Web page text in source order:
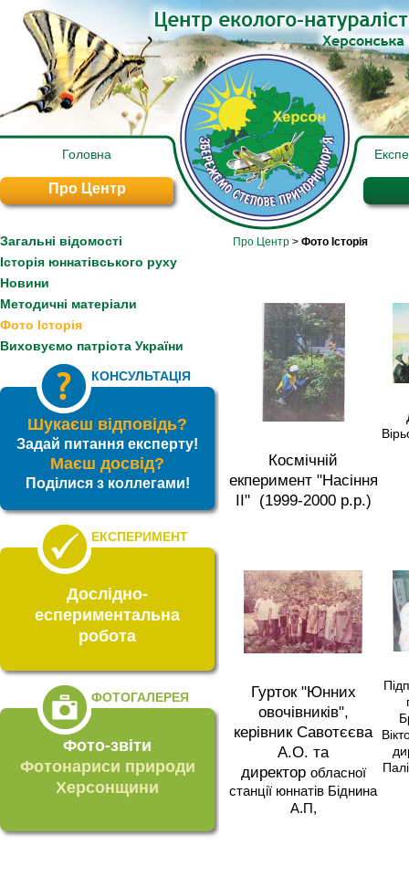
Головна
Про Центр
Загальні відомості
Історія юннатівського руху
Новини
Методичні матеріали
Фото Історія
Виховуємо патріота України
КОНСУЛЬТАЦІЯ
Шукаєш відповідь?
Задай питання експерту!
Маєш досвід?
Поділися з коллегами!
ЕКСПЕРИМЕНТ
Дослідно-
еспериментальна
робота
ФОТОГАЛЕРЕЯ
Фото-звіти
Фотонариси природи
Херсонщини
Про Центр > Фото Історія
Космічній
екперимент "Насіння
ІІ" (1999-2000 р.р.)
Гурток "Юнних
овочівників",
керівник Савотєєва
А.О. та
директор обласної
станції юннатів Біднина
А.П,